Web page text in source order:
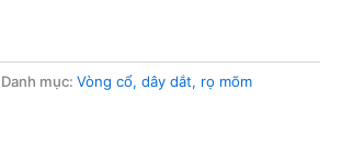
Danh mục: Vòng cổ, dây dắt, rọ mõm